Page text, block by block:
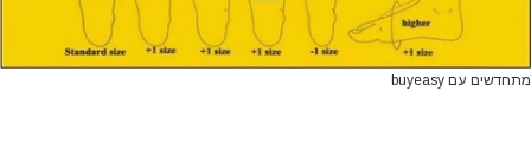
מתחדשים עם buyeasy